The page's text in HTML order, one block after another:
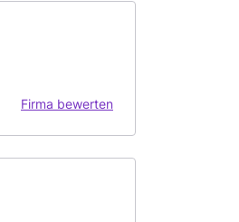
Firma bewerten